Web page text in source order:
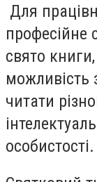
Для
професійне
свято
можливість
читати
особистості.